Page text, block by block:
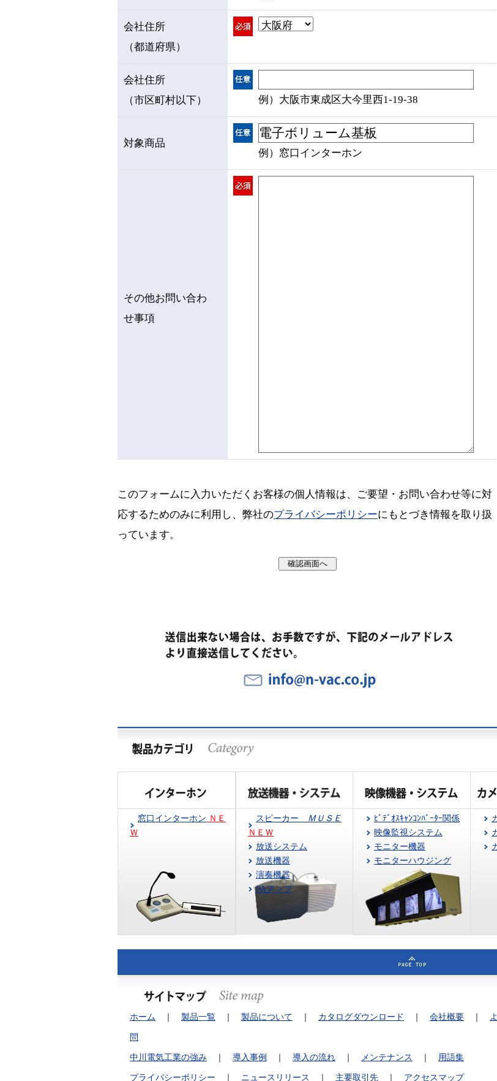
会社住所
（都道府県）
会社住所
（市区町村以下）
例）大阪市東成区大今里西1-19-38
対象商品
例）窓口インターホン
その他お問い合わ
せ事項
このフォームに入力いただくお客様の個人情報は、ご要望・お問い合わせ等に対
応するためのみに利用し、弊社のプライバシーポリシーにもとづき情報を取り扱
っています。
窓口インターホン ＮＥ
Ｗ
スピーカー
ＭＵＳＥ
ＮＥＷ
放送システム
放送機器
演奏機器
PAアンプ
ﾋﾞﾃﾞｵｽｷｬﾝｺﾝﾊﾞｰﾀｰ関係
映像監視システム
モニター機器
モニターハウジング
ホーム ｜ 製品一覧 ｜ 製品について ｜ カタログダウンロード ｜ 会社概要 ｜
問
中川電気工業の強み ｜ 導入事例 ｜ 導入の流れ ｜ メンテナンス ｜ 用語集
プライバシーポリシー ｜ ニュースリリース ｜ 主要取引先 ｜ アクセスマップ